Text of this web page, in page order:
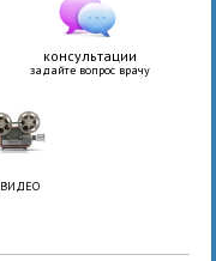
консультации
задайте вопрос врачу
ВИДЕО